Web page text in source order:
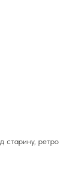
старину, ретро